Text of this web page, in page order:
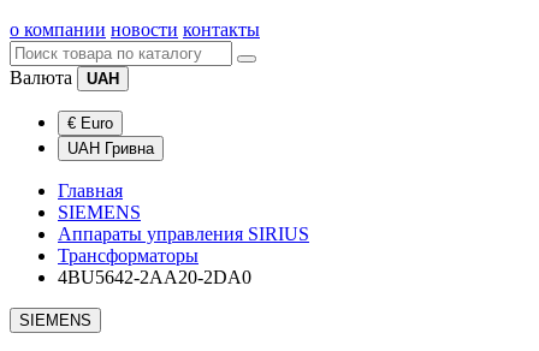
о компании новости контакты
Валюта UAH
€ Euro
UAH Гривна
Главная
SIEMENS
Аппараты управления SIRIUS
Трансформаторы
4BU5642-2AA20-2DA0
SIEMENS